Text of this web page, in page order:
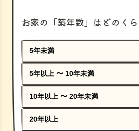
お家の「築年数」はどのく
5年未満
5年以上 〜 10年未満
10年以上 〜 20年未満
20年以上